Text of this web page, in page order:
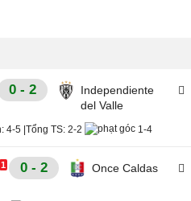
0 - 2
Independiente
del Valle
4-5 Tổng TS:2-2 1-4
1 0 - 2 Once Caldas